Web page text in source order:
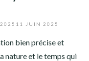
11 JUIN 2025
bien précise et
nature et le temps qui